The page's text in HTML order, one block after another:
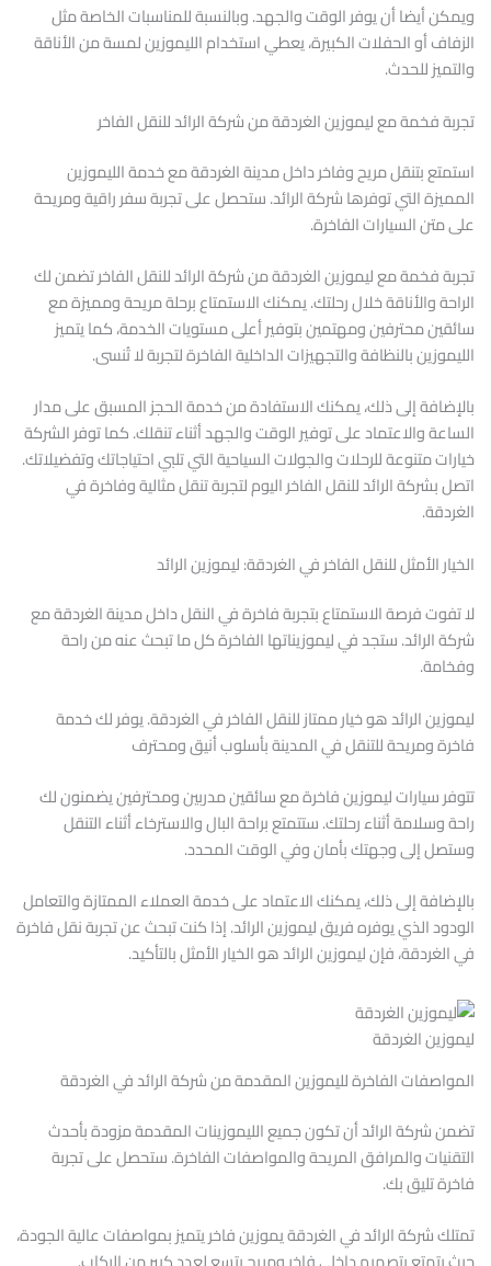
ويمكن أيضا أن يوفر الوقت والجهد. وبالنسبة للمناسبات الخاصة مثل
الزفاف أو الحفلات الكبيرة، يعطي استخدام الليموزين لمسة من الأناقة
والتميز للحدث.
تجربة فخمة مع ليموزين الغردقة من شركة الرائد للنقل الفاخر
استمتع بتنقل مريح وفاخر داخل مدينة الغردقة مع خدمة الليموزين
المميزة التي توفرها شركة الرائد. ستحصل على تجربة سفر راقية ومريحة
على متن السيارات الفاخرة.
تجربة فخمة مع ليموزين الغردقة من شركة الرائد للنقل الفاخر تضمن لك
الراحة والأناقة خلال رحلتك. يمكنك الاستمتاع برحلة مريحة ومميزة مع
سائقين محترفين ومهتمين بتوفير أعلى مستويات الخدمة، كما يتميز
الليموزين بالنظافة والتجهيزات الداخلية الفاخرة لتجربة لا تُنسى.
بالإضافة إلى ذلك، يمكنك الاستفادة من خدمة الحجز المسبق على مدار
الساعة والاعتماد على توفير الوقت والجهد أثناء تنقلك. كما توفر الشركة
خيارات متنوعة للرحلات والجولات السياحية التي تلبي احتياجاتك وتفضيلاتك.
اتصل بشركة الرائد للنقل الفاخر اليوم لتجربة تنقل مثالية وفاخرة في
الغردقة.
الخيار الأمثل للنقل الفاخر في الغردقة: ليموزين الرائد
لا تفوت فرصة الاستمتاع بتجربة فاخرة في النقل داخل مدينة الغردقة مع
شركة الرائد. ستجد في ليموزيناتها الفاخرة كل ما تبحث عنه من راحة
وفخامة.
ليموزين الرائد هو خيار ممتاز للنقل الفاخر في الغردقة. يوفر لك خدمة
فاخرة ومريحة للتنقل في المدينة بأسلوب أنيق ومحترف
تتوفر سيارات ليموزين فاخرة مع سائقين مدربين ومحترفين يضمنون لك
راحة وسلامة أثناء رحلتك. ستتمتع براحة البال والاسترخاء أثناء التنقل
وستصل إلى وجهتك بأمان وفي الوقت المحدد.
بالإضافة إلى ذلك، يمكنك الاعتماد على خدمة العملاء الممتازة والتعامل
الودود الذي يوفره فريق ليموزين الرائد. إذا كنت تبحث عن تجربة نقل فاخرة
في الغردقة، فإن ليموزين الرائد هو الخيار الأمثل بالتأكيد.
ليموزين الغردقة
المواصفات الفاخرة لليموزين المقدمة من شركة الرائد في الغردقة
تضمن شركة الرائد أن تكون جميع الليموزينات المقدمة مزودة بأحدث
التقنيات والمرافق المريحة والمواصفات الفاخرة. ستحصل على تجربة
فاخرة تليق بك.
تمتلك شركة الرائد في الغردقة يموزين فاخر يتميز بمواصفات عالية الجودة،